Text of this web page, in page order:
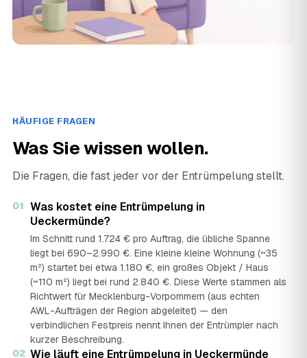
HÄUFIGE FRAGEN
Was Sie wissen wollen.
Die Fragen, die fast jeder vor der Entrümpelung stellt.
01 Was kostet eine Entrümpelung in
Ueckermünde?
Im Schnitt rund 1.724 € pro Auftrag, die übliche Spanne
liegt bei 690–2.990 €. Eine kleine kleine Wohnung (~35
m²) startet bei etwa 1.180 €, ein großes Objekt / Haus
(~110 m²) liegt bei rund 2.840 €. Diese Werte stammen als
Richtwert für Mecklenburg-Vorpommern (aus echten
AWL-Aufträgen der Region abgeleitet) — den
verbindlichen Festpreis nennt Ihnen der Entrümpler nach
kurzer Beschreibung.
02 Wie läuft eine Entrümpelung in Ueckermünde